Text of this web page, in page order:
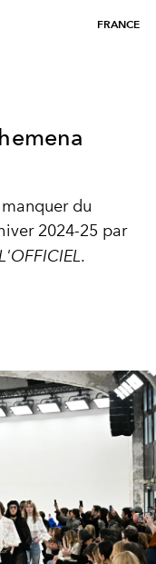
FRANCE
du
2024-25 par
L'OFFICIEL .